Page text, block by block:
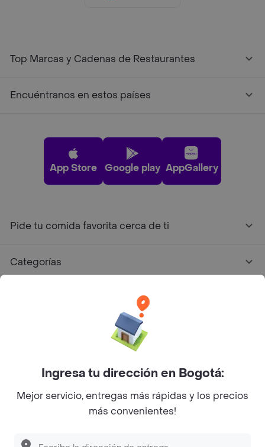
Top Marcas y Cadenas de Restaurantes
Encuéntranos en estos países
App Store Google play AppGallery
Pide tu comida favorita cerca de ti
Categorías
Facebook
Twitter
Instagram
©2026Rappi Inc. All rights reserved.
Ingresa tu dirección en Bogotá:
Mejor servicio, entregas más rápidas y los precios
más convenientes!